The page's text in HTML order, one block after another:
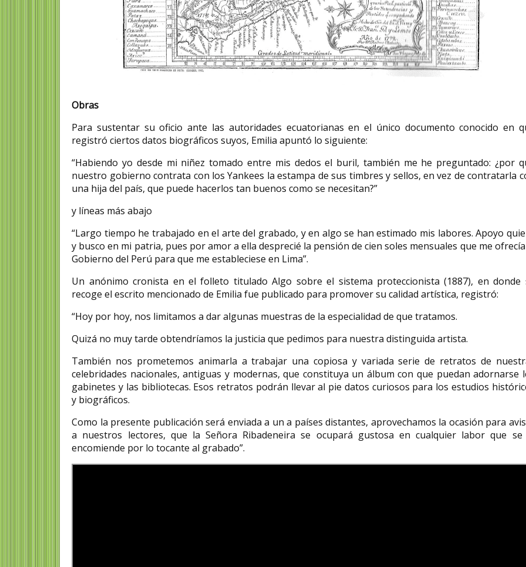
Obras
Para sustentar su oficio ante las autoridades ecuatorianas en el único documento conocido en
registró ciertos datos biográficos suyos, Emilia apuntó lo siguiente:
“Habiendo yo desde mi niñez tomado entre mis dedos el buril, también me he preguntado: ¿por
nuestro gobierno contrata con los Yankees la estampa de sus timbres y sellos, en vez de contratarla
una hija del país, que puede hacerlos tan buenos como se necesitan?”
y líneas más abajo
“Largo tiempo he trabajado en el arte del grabado, y en algo se han estimado mis labores. Apoyo
y busco en mi patria, pues por amor a ella desprecié la pensión de cien soles mensuales que me
Gobierno del Perú para que me estableciese en Lima”.
Un anónimo cronista en el folleto titulado Algo sobre el sistema proteccionista (1887), en donde
recoge el escrito mencionado de Emilia fue publicado para promover su calidad artística, registró:
“Hoy por hoy, nos limitamos a dar algunas muestras de la especialidad de que tratamos.
Quizá no muy tarde obtendríamos la justicia que pedimos para nuestra distinguida artista.
También nos prometemos animarla a trabajar una copiosa y variada serie de retratos de
celebridades nacionales, antiguas y modernas, que constituya un álbum con que puedan adornarse
gabinetes y las bibliotecas. Esos retratos podrán llevar al pie datos curiosos para los estudios
y biográficos.
Como la presente publicación será enviada a un a países distantes, aprovechamos la ocasión para
a nuestros lectores, que la Señora Ribadeneira se ocupará gustosa en cualquier labor que se
encomiende por lo tocante al grabado”.